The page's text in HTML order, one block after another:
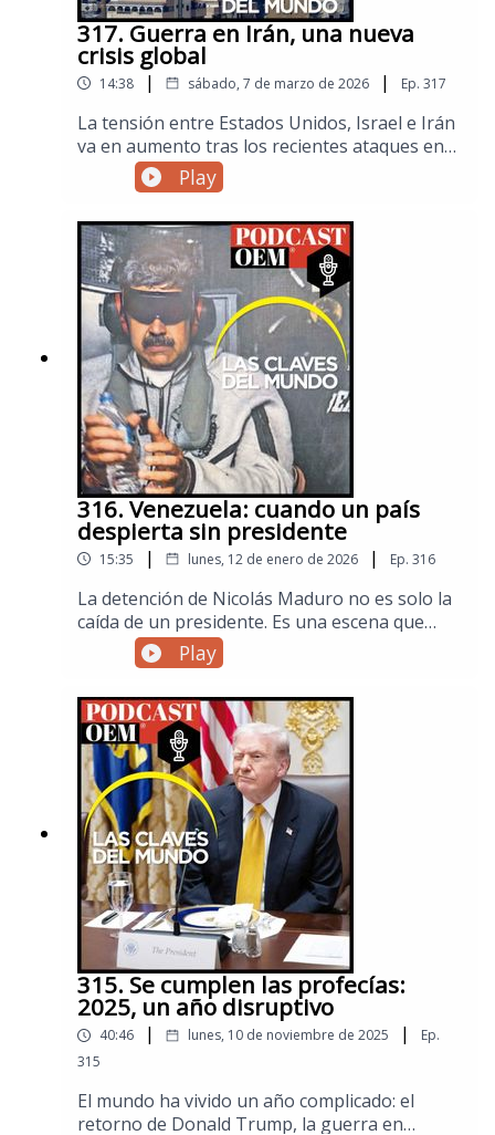
317. Guerra en Irán, una nueva
crisis global
14:38 | sábado, 7 de marzo de 2026 | Ep. 317
La tensión entre Estados Unidos, Israel e Irán
va en aumento tras los recientes ataques en
territorio ​iraní y la muerte del líder supremo ​
Alí Jamenei. En este episodio especial ​
explicamos el contexto histórico del conflicto,
los intereses estratégicos en Medio Oriente y
el papel de las potencias internacionales​ para
entender por qué esta crisis puede tener
consecuencias globales.Visita la sección
de Mundo de El Sol de México para no
perderte las noticias internacionales.
Play
316. Venezuela: cuando un país
despierta sin presidente
15:35 | lunes, 12 de enero de 2026 | Ep. 316
La detención de Nicolás Maduro no es solo la
caída de un presidente. Es una escena que
rompe una regla no escrita del sistema
internacional: los jefes de Estado no se
capturan de la forma en como lo hizo Estados
Unidos en Caracas. En este episodio especial
de Las Claves del Mundo explicamos qué
sucedió, sucede y sucederá en materia política,
económica y social tras la intervención
estadounidense en Venezuela.Visita la sección
de Mundo de El Sol de México para no
perderte las noticias internacionales.
Play
315. Se cumplen las profecías:
2025, un año disruptivo
40:46 | lunes, 10 de noviembre de 2025 |
Ep.
315
El mundo ha vivido un año complicado: el
retorno de Donald Trump, la guerra en